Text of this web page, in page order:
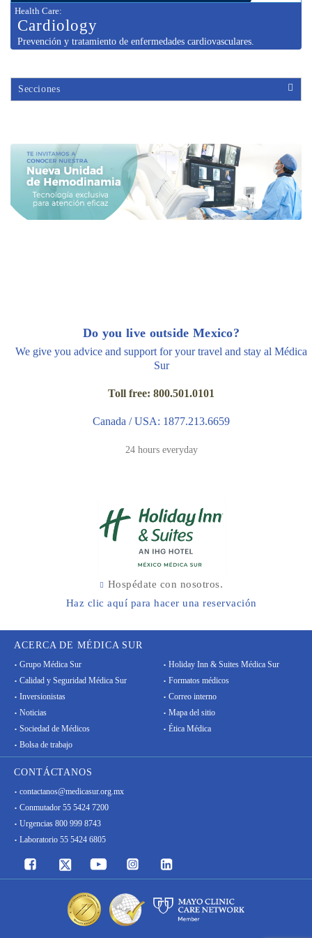
Health Care:
Cardiology
Prevención y tratamiento de enfermedades cardiovasculares.
Secciones
Do you live outside Mexico?
We give you advice and support for your travel and stay al Médica
Sur
Toll free: 800.501.0101
Canada / USA: 1877.213.6659
24 hours everyday
Hospédate con nosotros.
Haz clic aquí para hacer una reservación
ACERCA DE MÉDICA SUR
Grupo Médica Sur
Calidad y Seguridad Médica Sur
Inversionistas
Noticias
Sociedad de Médicos
Bolsa de trabajo
Holiday Inn & Suites Médica Sur
Formatos médicos
Correo interno
Mapa del sitio
Ética Médica
CONTÁCTANOS
contactanos@medicasur.org.mx
Conmutador 55 5424 7200
Urgencias 800 999 8743
Laboratorio 55 5424 6805